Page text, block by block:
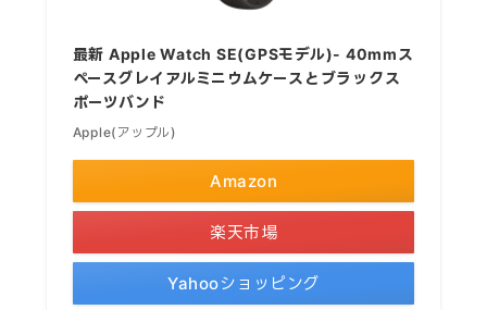
最新 Apple Watch SE(GPSモデル)- 40mmス
ペースグレイアルミニウムケースとブラックス
ポーツバンド
Apple(アップル)
Amazon
楽天市場
Yahooショッピング